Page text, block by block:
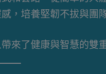
，培養堅韌不拔與團
來了健康與智慧的雙